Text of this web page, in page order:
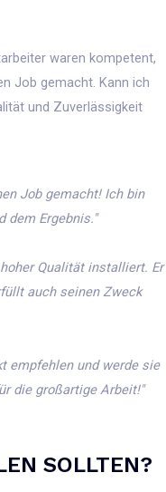
waren kompetent,
Job gemacht. Kann ich
und Zuverlässigkeit
Job gemacht! Ich bin
dem Ergebnis."
Qualität installiert. Er
auch seinen Zweck
empfehlen und werde sie
die großartige Arbeit!"
SOLLTEN?